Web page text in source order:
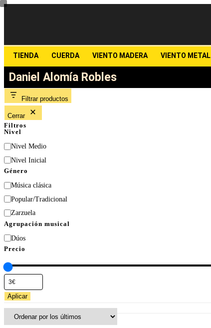
TIENDA CUERDA VIENTO MADERA VIENTO METAL
Daniel Alomía Robles
Filtrar productos
Cerrar
Filtros
Nivel
Nivel Medio
Nivel Inicial
Género
Música clásica
Popular/Tradicional
Zarzuela
Agrupación musical
Dúos
Precio
Aplicar